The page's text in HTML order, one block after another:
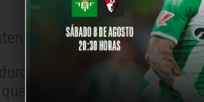
me hablaron del
y hay buenos
seguir trabajando".